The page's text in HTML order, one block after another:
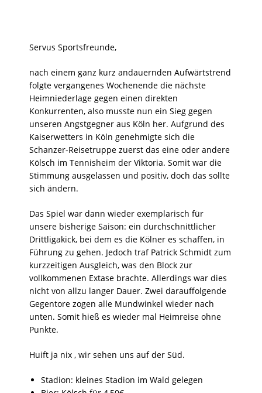
Servus Sportsfreunde,
nach einem ganz kurz andauernden Aufwärtstrend
folgte vergangenes Wochenende die nächste
Heimniederlage gegen einen direkten
Konkurrenten, also musste nun ein Sieg gegen
unseren Angstgegner aus Köln her. Aufgrund des
Kaiserwetters in Köln genehmigte sich die
Schanzer-Reisetruppe zuerst das eine oder andere
Kölsch im Tennisheim der Viktoria. Somit war die
Stimmung ausgelassen und positiv, doch das sollte
sich ändern.
Das Spiel war dann wieder exemplarisch für
unsere bisherige Saison: ein durchschnittlicher
Drittligakick, bei dem es die Kölner es schaffen, in
Führung zu gehen. Jedoch traf Patrick Schmidt zum
kurzzeitigen Ausgleich, was den Block zur
vollkommenen Extase brachte. Allerdings war dies
nicht von allzu langer Dauer. Zwei darauffolgende
Gegentore zogen alle Mundwinkel wieder nach
unten. Somit hieß es wieder mal Heimreise ohne
Punkte.
Huift ja nix , wir sehen uns auf der Süd.
Stadion: kleines Stadion im Wald gelegen